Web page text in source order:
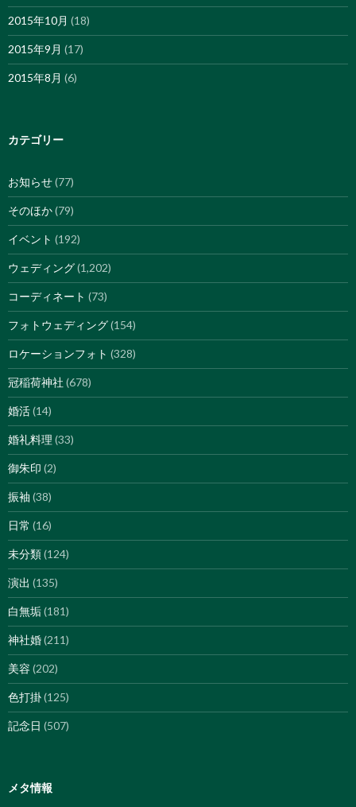
2015年10月 (18)
2015年9月 (17)
2015年8月 (6)
カテゴリー
お知らせ(77)
そのほか(79)
イベント (192)
ウェディング(1,202)
コーディネート (73)
フォトウェディング(154)
ロケーションフォト (328)
冠稲荷神社 (678)
婚活(14)
婚礼料理 (33)
御朱印 (2)
振袖 (38)
日常 (16)
未分類(124)
演出 (135)
白無垢(181)
神社婚(211)
美容 (202)
色打掛(125)
記念日 (507)
メタ情報